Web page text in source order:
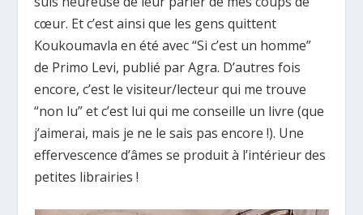
cœur. Et c’est ainsi que les gens quittent
Koukoumavla en été avec “Si c’est un homme”
de Primo Levi, publié par Agra. D’autres fois
encore, c’est le visiteur/lecteur qui me trouve
“non lu” et c’est lui qui me conseille un livre (que
j’aimerai, mais je ne le sais pas encore !). Une
effervescence d’âmes se produit à l’intérieur des
petites librairies !